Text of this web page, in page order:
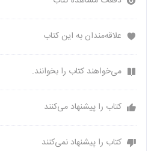
علاقه‌مندان به این کتاب
می‌خواهند کتاب را بخوانند.
کتاب را پیشنهاد می‌کنند
کتاب را پیشنهاد نمی‌کنند